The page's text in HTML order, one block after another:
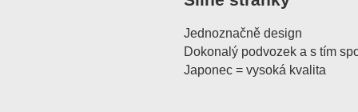
Jednoznačně design
Dokonalý podvozek a s tím
Japonec = vysoká kvalita